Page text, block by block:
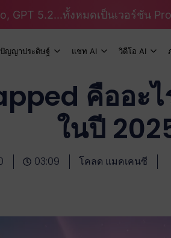
GPT 5.2...ทั้งหมดเป็นเวอร์ชัน
ปัญญาประดิษฐ์ แชท AI วิดีโอ AI
คืออะ
ในปี
03:09 โคลด แมคเคนซี